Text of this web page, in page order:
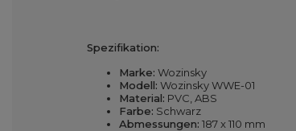
Spezifikation:
Marke: Wozinsky
Modell: Wozinsky WWE-01
Material: PVC, ABS
Farbe: Schwarz
Abmessungen: 187 x 110 mm